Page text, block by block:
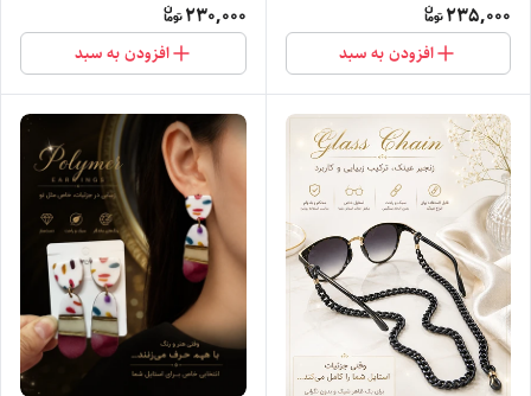
235,000
افزودن به سبد
230,000
افزودن به سبد